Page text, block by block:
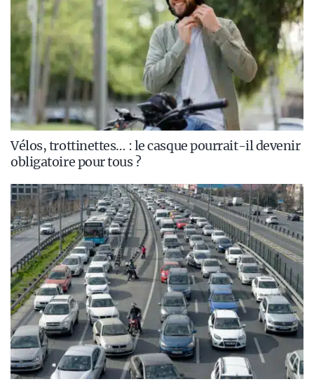
Vélos, trottinettes… : le casque pourrait-il devenir
obligatoire pour tous ?